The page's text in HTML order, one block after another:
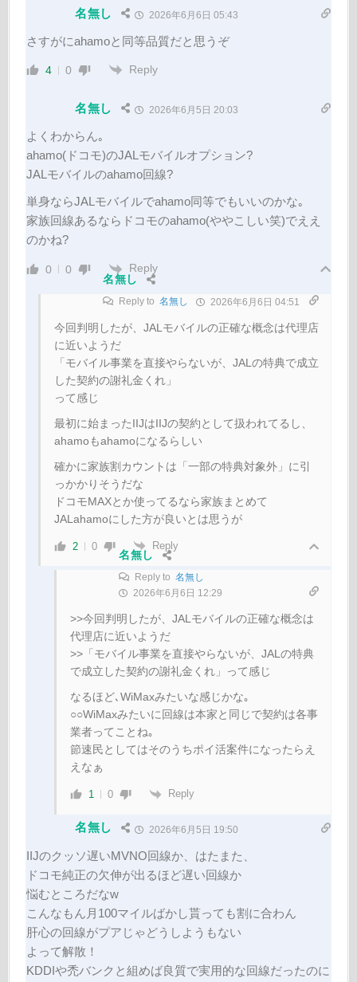
名無し 2026年6月6日 05:43
さすがにahamoと同等品質だと思うぞ
4 0 Reply
名無し 2026年6月5日 20:03
よくわからん｡
ahamo(ドコモ)のJALモバイルオプション?
JALモバイルのahamo回線?
単身ならJALモバイルでahamo同等でもいいのかな｡
家族回線あるならドコモのahamo(ややこしい笑)でええ
のかね?
0 0
Reply
名無し
Reply to 名無し 2026年6月6日 04:51
今回判明したが、JALモバイルの正確な概念は代理店
に近いようだ
「モバイル事業を直接やらないが、JALの特典で成立
した契約の謝礼金くれ」
って感じ
最初に始まったIIJはIIJの契約として扱われてるし、
ahamoもahamoになるらしい
確かに家族割カウントは「一部の特典対象外」に引
っかかりそうだな
ドコモMAXとか使ってるなら家族まとめて
JALahamoにした方が良いとは思うが
2 0 Reply
名無し
Reply to 名無し
2026年6月6日 12:29
>>今回判明したが、JALモバイルの正確な概念は
代理店に近いようだ
>>「モバイル事業を直接やらないが、JALの特典
で成立した契約の謝礼金くれ」って感じ
なるほど､WiMaxみたいな感じかな｡
○○WiMaxみたいに回線は本家と同じで契約は各事
業者ってことね｡
節速民としてはそのうちポイ活案件になったらえ
えなぁ
1 0 Reply
名無し 2026年6月5日 19:50
IIJのクッソ遅いMVNO回線か、はたまた、
ドコモ純正の欠伸が出るほど遅い回線か
悩むところだなw
こんなもん月100マイルばかし貰っても割に合わん
肝心の回線がプアじゃどうしようもない
よって解散！
KDDIや禿バンクと組めば良質で実用的な回線だったのに